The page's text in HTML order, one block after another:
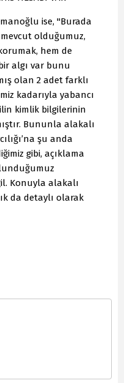
ise, "Burada
olduğumuz,
hem de
algı var bunu
olan 2 adet farklı
kadarıyla yabancı
kimlik bilgilerinin
Bununla alakalı
şu anda
gibi, açıklama
Konuyla alakalı
da detaylı olarak